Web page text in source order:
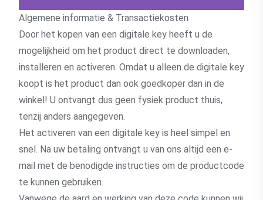
Algemene informatie & Transactiekosten
Door het kopen van een digitale key heeft u de
mogelijkheid om het product direct te downloaden,
installeren en activeren. Omdat u alleen de digitale key
koopt is het product dan ook goedkoper dan in de
winkel! U ontvangt dus geen fysiek product thuis,
tenzij anders aangegeven.
Het activeren van een digitale key is heel simpel en
snel. Na uw betaling ontvangt u van ons altijd een e-
mail met de benodigde instructies om de productcode
te kunnen gebruiken.